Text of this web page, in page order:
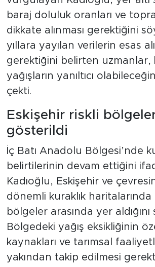
baraj doluluk oranları ve
dikkate alınması gerektiğini
yıllara yayılan verilerin esas
gerektiğini belirten uzmanlar,
yağışların yanıltıcı
çekti.
Eskişehir riskli
gösterildi
İç Batı Anadolu Bölgesi’nde
belirtilerinin devam ettiğini
Kadıoğlu, Eskişehir ve
dönemli kuraklık haritalarında
bölgeler arasında yer aldığını
Bölgedeki yağış eksikliğinin
kaynakları ve tarımsal
yakından takip edilmesi